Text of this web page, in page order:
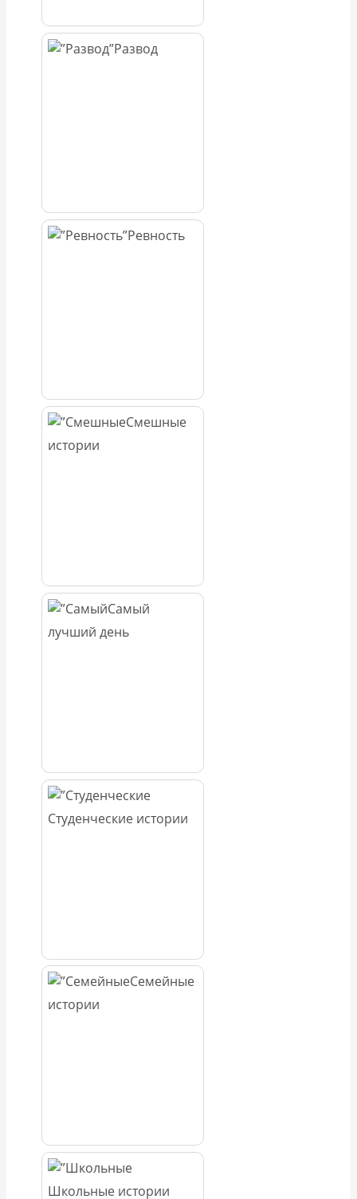
Развод
Ревность
Смешные
истории
Самый
лучший день
Студенческие истории
Семейные
истории
Школьные истории